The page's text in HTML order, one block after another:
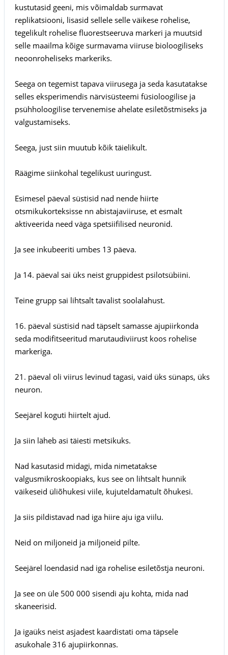
kustutasid geeni, mis võimaldab surmavat
replikatsiooni, lisasid sellele selle väikese rohelise,
tegelikult rohelise fluorestseeruva markeri ja muutsid
selle maailma kõige surmavama viiruse bioloogiliseks
neoonroheliseks markeriks.
Seega on tegemist tapava viirusega ja seda kasutatakse
selles eksperimendis närvisüsteemi füsioloogilise ja
psühholoogilise tervenemise ahelate esiletõstmiseks ja
valgustamiseks.
Seega, just siin muutub kõik täielikult.
Räägime siinkohal tegelikust uuringust.
Esimesel päeval süstisid nad nende hiirte
otsmikukorteksisse nn abistajaviiruse, et esmalt
aktiveerida need väga spetsiifilised neuronid.
Ja see inkubeeriti umbes 13 päeva.
Ja 14. päeval sai üks neist gruppidest psilotsübiini.
Teine grupp sai lihtsalt tavalist soolalahust.
16. päeval süstisid nad täpselt samasse ajupiirkonda
seda modifitseeritud marutaudiviirust koos rohelise
markeriga.
21. päeval oli viirus levinud tagasi, vaid üks sünaps, üks
neuron.
Seejärel koguti hiirtelt ajud.
Ja siin läheb asi täiesti metsikuks.
Nad kasutasid midagi, mida nimetatakse
valgusmikroskoopiaks, kus see on lihtsalt hunnik
väikeseid üliõhukesi viile, kujuteldamatult õhukesi.
Ja siis pildistavad nad iga hiire aju iga viilu.
Neid on miljoneid ja miljoneid pilte.
Seejärel loendasid nad iga rohelise esiletõstja neuroni.
Ja see on üle 500 000 sisendi aju kohta, mida nad
skaneerisid.
Ja igaüks neist asjadest kaardistati oma täpsele
asukohale 316 ajupiirkonnas.